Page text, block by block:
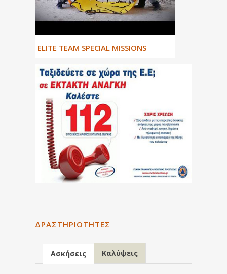
ΕLITE TEAM SPECIAL MISSIONS
ΔΡΑΣΤΗΡΙΌΤΗΤΕΣ
Ασκήσεις Καλύψεις